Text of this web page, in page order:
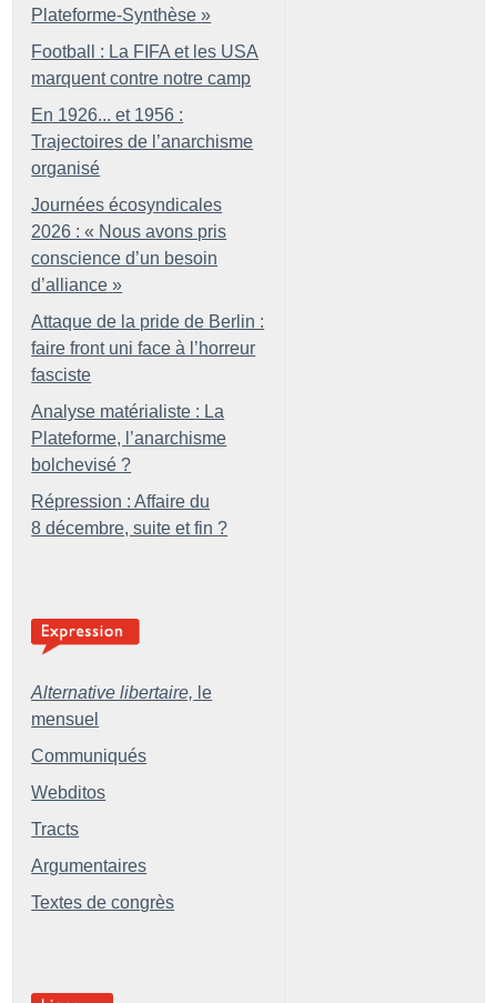
Plateforme-Synthèse »
Football : La FIFA et les USA
marquent contre notre camp
En 1926... et 1956 :
Trajectoires de l’anarchisme
organisé
Journées écosyndicales
2026 : « Nous avons pris
conscience d’un besoin
d’alliance »
Attaque de la pride de Berlin :
faire front uni face à l’horreur
fasciste
Analyse matérialiste : La
Plateforme, l’anarchisme
bolchevisé ?
Répression : Affaire du
8 décembre, suite et fin ?
Alternative libertaire, le
mensuel
Communiqués
Webditos
Tracts
Argumentaires
Textes de congrès